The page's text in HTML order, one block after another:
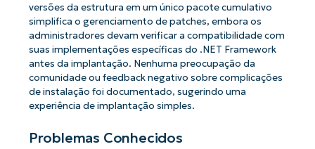
versões da estrutura em um único pacote cumulativo
simplifica o gerenciamento de patches, embora os
administradores devam verificar a compatibilidade com
suas implementações específicas do .NET Framework
antes da implantação. Nenhuma preocupação da
comunidade ou feedback negativo sobre complicações
de instalação foi documentado, sugerindo uma
experiência de implantação simples.
Problemas Conhecidos